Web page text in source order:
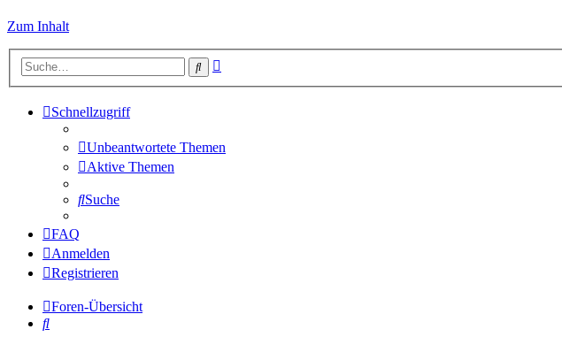
Zum Inhalt
Suche
Schnellzugriff
Unbeantwortete Themen
Aktive Themen
Suche
FAQ
Anmelden
Registrieren
Foren-Übersicht
Suche